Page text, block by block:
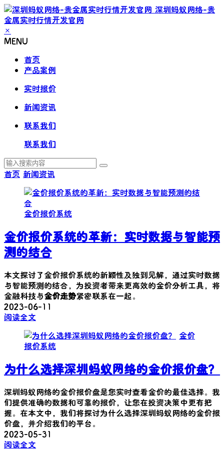
深圳蚂蚁网络-贵
金属实时行情开发官网
×
MENU
首页
产品案例
实时报价
新闻资讯
联系我们
联系我们
首页 新闻资讯
金价报价系统
金价报价系统的革新：实时数据与智能预
测的结合
本文探讨了金价报价系统的新颖性及独到见解，通过实时数据
与智能预测的结合，为投资者带来更高效的金价分析工具，将
金融科技与金价走势紧密联系在一起。
2023-06-11
阅读全文
金价
报价系统
为什么选择深圳蚂蚁网络的金价报价盘？
深圳蚂蚁网络的金价报价盘是您实时查看金价的最佳选择。我
们提供准确的数据和可靠的报价，让您在投资决策中更有把
握。在本文中，我们将探讨为什么选择深圳蚂蚁网络的金价报
价盘，并介绍我们的平台。
2023-05-31
阅读全文